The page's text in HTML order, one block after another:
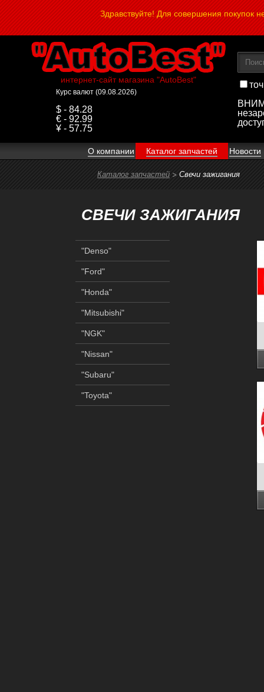
Здравствуйте! Для совершения покупок
интернет-сайт магазина "AutoBest"
Курс валют (09.08.2026)
$ - 84.28
€ - 92.99
¥ - 57.75
О компании Каталог запчастей Новости
Каталог запчастей Свечи зажигания
СВЕЧИ ЗАЖИГАНИЯ
"Denso"
"Ford"
"Honda"
"Mitsubishi"
"NGK"
"Nissan"
"Subaru"
"Toyota"